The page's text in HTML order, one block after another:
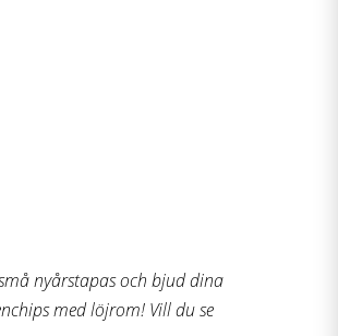
nyårstapas och bjud dina
med löjrom! Vill du se